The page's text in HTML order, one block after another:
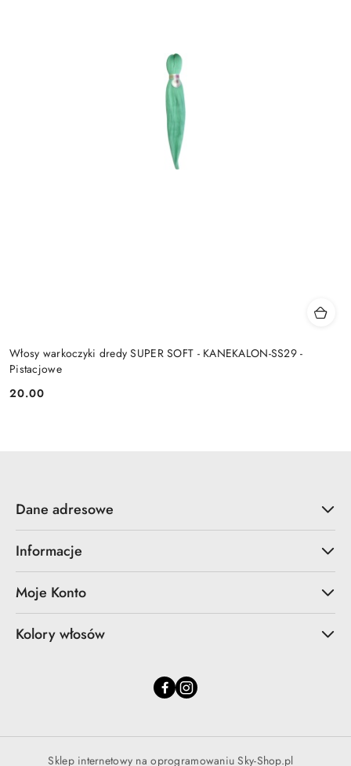
Włosy warkoczyki dredy SUPER SOFT - KANEKALON-SS29 -
Pistacjowe
Cena:
20.00
Dane adresowe
Informacje
Moje Konto
Kolory włosów
Sklep internetowy na oprogramowaniu Sky-Shop.pl